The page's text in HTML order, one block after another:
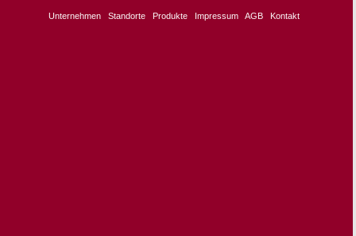
Unternehmen Standorte Produkte Impressum AGB Kontakt